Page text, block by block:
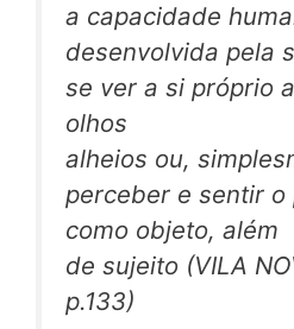
a capacidade
desenvolvida pela
se ver a si próprio
olhos
alheios ou,
perceber e sentir o
como objeto, além
de sujeito (VILA
p.133)